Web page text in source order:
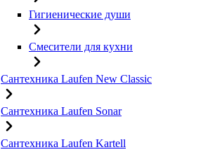
Гигиенические души
Смесители для кухни
Сантехника Laufen New Classic
Сантехника Laufen Sonar
Сантехника Laufen Kartell